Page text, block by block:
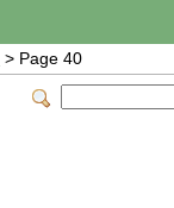
> Page 40